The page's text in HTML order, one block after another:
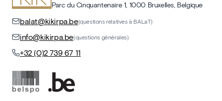
Parc du Cinquantenaire 1, 1000 Bruxelles, Belgique
balat@kikirpa.be(questions relatives à BALaT)
info@kikirpa.be(questions générales)
+32 (0)2 739 67 11